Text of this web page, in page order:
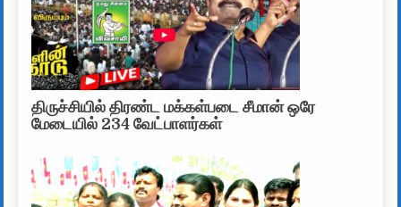
திருச்சியில் திரண்ட மக்கள்படை சீமான் ஒரே
மேடையில் 234 வேட்பாளர்கள்